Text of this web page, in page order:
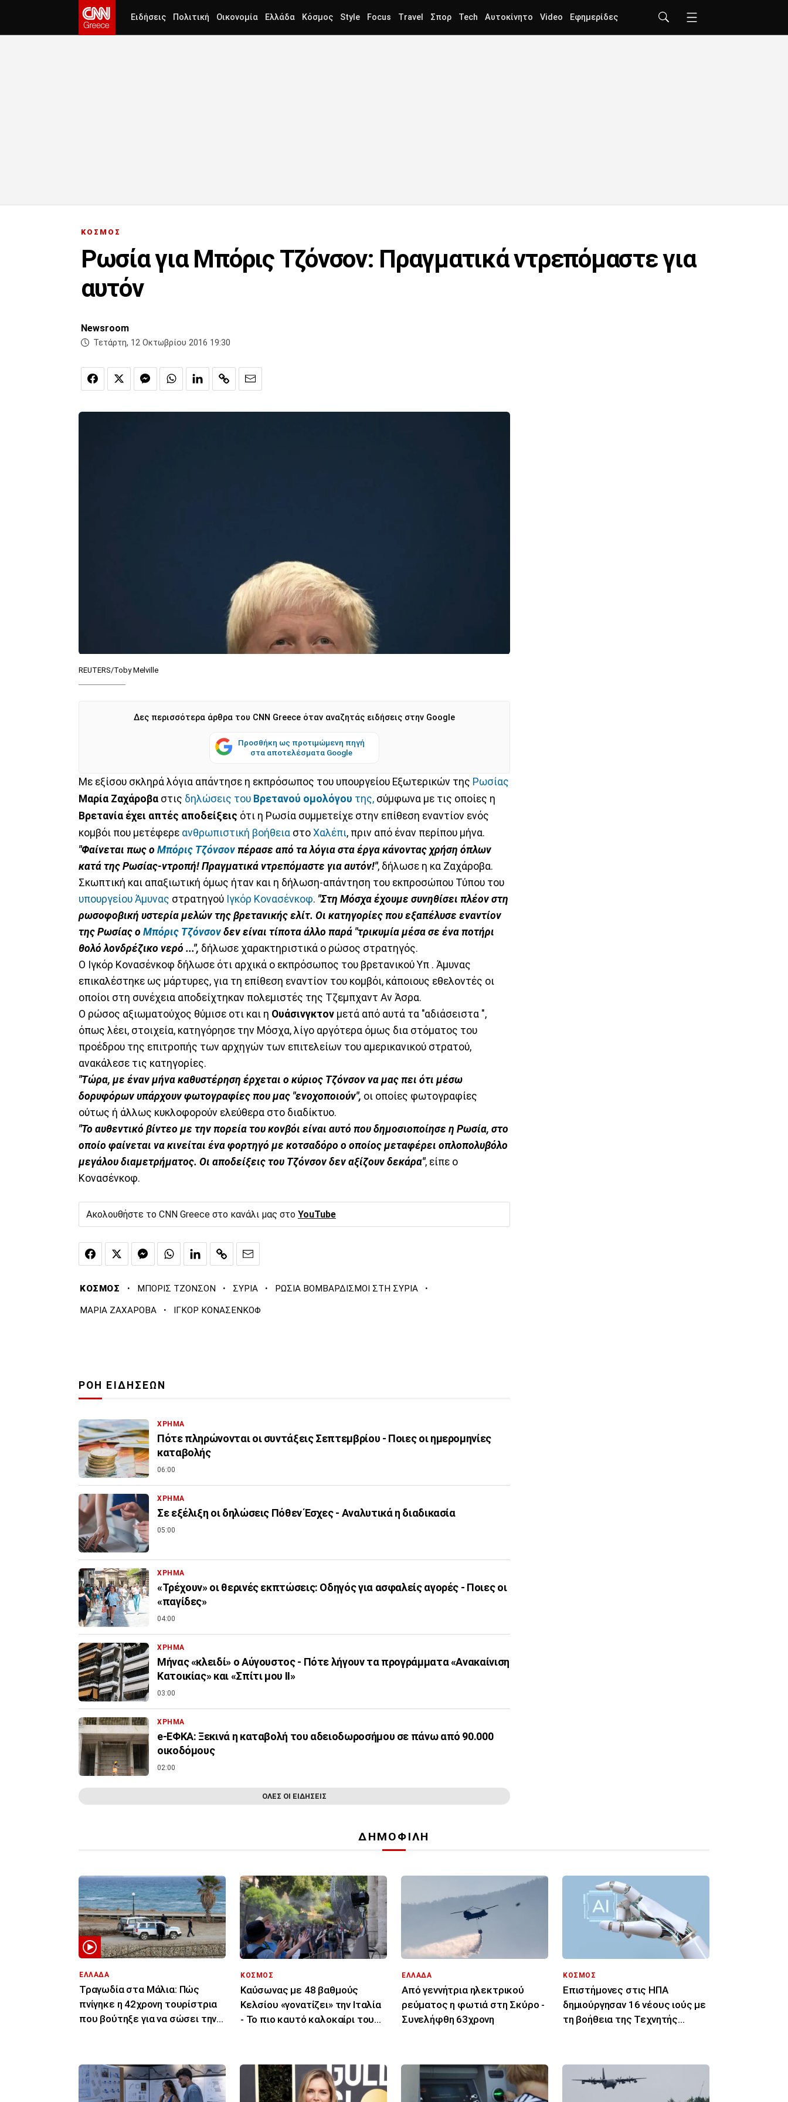
Ειδήσεις Πολιτική Οικονομία Ελλάδα Κόσμος Style Focus Travel Σπορ Tech Αυτοκίνητο Video Εφημερίδες
ΚΟΣΜΟΣ
Ρωσία για Μπόρις Τζόνσον: Πραγματικά ντρεπόμαστε για
αυτόν
Newsroom
Τετάρτη, 12 Οκτωβρίου 2016 19:30
REUTERS/Toby Melville
Δες περισσότερα άρθρα του CNN Greece όταν αναζητάς ειδήσεις στην Google
Προσθήκη ως προτιμώμενη πηγή
στα αποτελέσματα Google
Με εξίσου σκληρά λόγια απάντησε η εκπρόσωπος του υπουργείου Εξωτερικών της Ρωσίας
Μαρία Ζαχάροβα στις δηλώσεις του Βρετανού ομολόγου της, σύμφωνα με τις οποίες η
Βρετανία έχει απτές αποδείξεις ότι η Ρωσία συμμετείχε στην επίθεση εναντίον ενός
κομβόι που μετέφερε ανθρωπιστική βοήθεια στο Χαλέπι, πριν από έναν περίπου μήνα.
"Φαίνεται πως ο Μπόρις Τζόνσον πέρασε από τα λόγια στα έργα κάνοντας χρήση όπλων
κατά της Ρωσίας-ντροπή! Πραγματικά ντρεπόμαστε για αυτόν!", δήλωσε η κα Ζαχάροβα.
Σκωπτική και απαξιωτική όμως ήταν και η δήλωση-απάντηση του εκπροσώπου Τύπου του
υπουργείου Άμυνας στρατηγού Ιγκόρ Κονασένκοφ. "Στη Μόσχα έχουμε συνηθίσει πλέον στη
ρωσοφοβική υστερία μελών της βρετανικής ελίτ. Οι κατηγορίες που εξαπέλυσε εναντίον
της Ρωσίας ο Μπόρις Τζόνσον δεν είναι τίποτα άλλο παρά "τρικυμία μέσα σε ένα ποτήρι
θολό λονδρέζικο νερό ...", δήλωσε χαρακτηριστικά ο ρώσος στρατηγός.
Ο Ιγκόρ Κονασένκοφ δήλωσε ότι αρχικά ο εκπρόσωπος του βρετανικού Υπ . Άμυνας
επικαλέστηκε ως μάρτυρες, για τη επίθεση εναντίον του κομβόι, κάποιους εθελοντές οι
οποίοι στη συνέχεια αποδείχτηκαν πολεμιστές της Τζεμπχαντ Αν Άσρα.
Ο ρώσος αξιωματούχος θύμισε οτι και η Ουάσινγκτον μετά από αυτά τα "αδιάσειστα ",
όπως λέει, στοιχεία, κατηγόρησε την Μόσχα, λίγο αργότερα όμως δια στόματος του
προέδρου της επιτροπής των αρχηγών των επιτελείων του αμερικανικού στρατού,
ανακάλεσε τις κατηγορίες.
"Τώρα, με έναν μήνα καθυστέρηση έρχεται ο κύριος Τζόνσον να μας πει ότι μέσω
δορυφόρων υπάρχουν φωτογραφίες που μας "ενοχοποιούν", οι οποίες φωτογραφίες
ούτως ή άλλως κυκλοφορούν ελεύθερα στο διαδίκτυο.
"Το αυθεντικό βίντεο με την πορεία του κονβόι είναι αυτό που δημοσιοποίησε η Ρωσία, στο
οποίο φαίνεται να κινείται ένα φορτηγό με κοτσαδόρο ο οποίος μεταφέρει οπλοπολυβόλο
μεγάλου διαμετρήματος. Οι αποδείξεις του Τζόνσον δεν αξίζουν δεκάρα", είπε ο
Κονασένκοφ.
Ακολουθήστε το CNN Greece στο κανάλι μας στο YouTube
ΚΟΣΜΟΣ · ΜΠΟΡΙΣ ΤΖΟΝΣΟΝ · ΣΥΡΙΑ · ΡΩΣΙΑ ΒΟΜΒΑΡΔΙΣΜΟΙ ΣΤΗ ΣΥΡΙΑ ·
ΜΑΡΙΑ ΖΑΧΑΡΟΒΑ · ΙΓΚΟΡ ΚΟΝΑΣΕΝΚΟΦ
ΡΟΗ ΕΙΔΗΣΕΩΝ
ΧΡΗΜΑ
Πότε πληρώνονται οι συντάξεις Σεπτεμβρίου - Ποιες οι ημερομηνίες
καταβολής
06:00
ΧΡΗΜΑ
Σε εξέλιξη οι δηλώσεις Πόθεν Έσχες - Αναλυτικά η διαδικασία
05:00
ΧΡΗΜΑ
«Τρέχουν» οι θερινές εκπτώσεις: Οδηγός για ασφαλείς αγορές - Ποιες οι
«παγίδες»
04:00
ΧΡΗΜΑ
Μήνας «κλειδί» ο Αύγουστος - Πότε λήγουν τα προγράμματα «Ανακαίνιση
Κατοικίας» και «Σπίτι μου ΙΙ»
03:00
ΧΡΗΜΑ
e-ΕΦΚΑ: Ξεκινά η καταβολή του αδειοδωροσήμου σε πάνω από 90.000
οικοδόμους
02:00
ΟΛΕΣ ΟΙ ΕΙΔΗΣΕΙΣ
ΔΗΜΟΦΙΛΗ
ΕΛΛΑΔΑ
Τραγωδία στα Μάλια: Πώς
πνίγηκε η 42χρονη τουρίστρια
που βούτηξε για να σώσει την
ΚΟΣΜΟΣ
Καύσωνας με 48 βαθμούς
Κελσίου «γονατίζει» την Ιταλία
- Το πιο καυτό καλοκαίρι του
ΕΛΛΑΔΑ
Από γεννήτρια ηλεκτρικού
ρεύματος η φωτιά στη Σκύρο -
Συνελήφθη 63χρονη
ΚΟΣΜΟΣ
Επιστήμονες στις ΗΠΑ
δημιούργησαν 16 νέους ιούς με
τη βοήθεια της Τεχνητής